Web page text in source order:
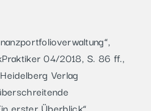
04/2018, S. 86 ff.,
Verlag